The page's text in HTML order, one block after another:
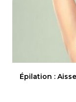
Épilation :